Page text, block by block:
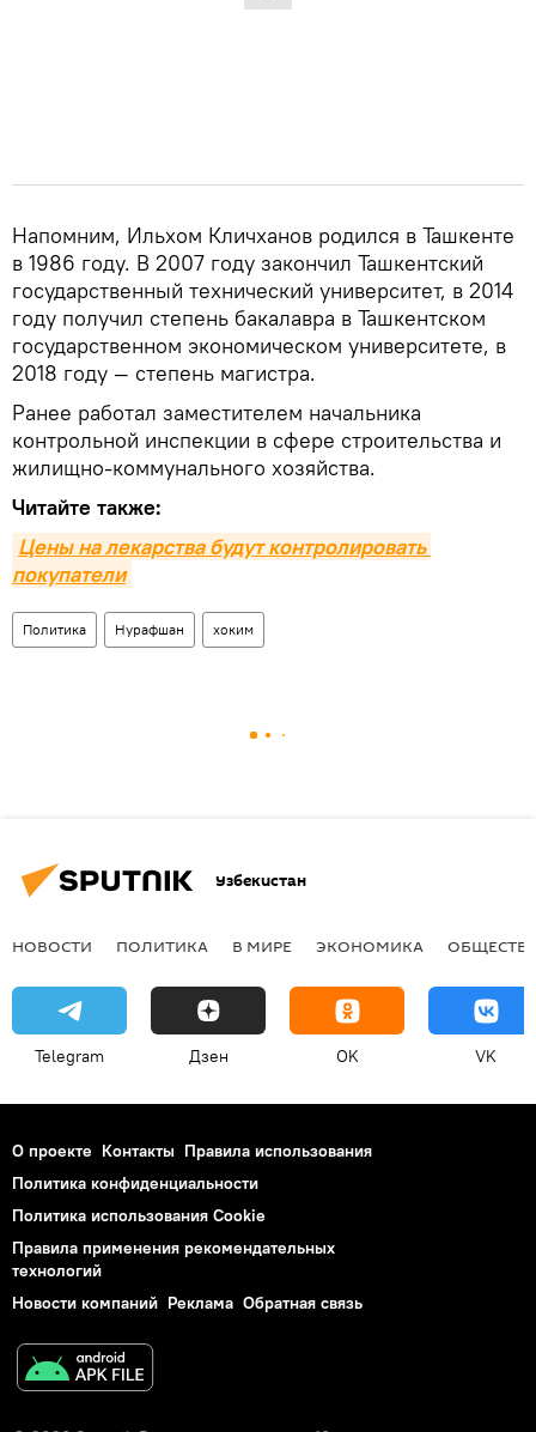
Напомним, Ильхом Кличханов родился в Ташкенте
в 1986 году. В 2007 году закончил Ташкентский
государственный технический университет, в 2014
году получил степень бакалавра в Ташкентском
государственном экономическом университете, в
2018 году — степень магистра.
Ранее работал заместителем начальника
контрольной инспекции в сфере строительства и
жилищно-коммунального хозяйства.
Читайте также:
Цены на лекарства будут контролировать
покупатели
Политика Нурафшан хоким
Узбекистан
НОВОСТИ ПОЛИТИКА В МИРЕ ЭКОНОМИКА
Telegram Дзен OK VK
О проекте Контакты Правила использования
Политика конфиденциальности
Политика использования Cookie
Правила применения рекомендательных
технологий
Новости компаний Реклама Обратная связь